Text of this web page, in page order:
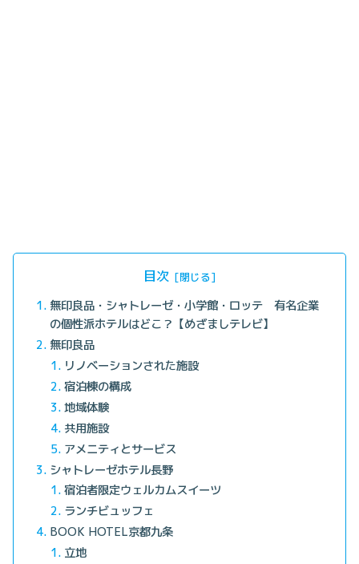
目次
無印良品・シャトレーゼ・小学館・ロッテ 有名企業
の個性派ホテルはどこ？【めざましテレビ】
無印良品
リノベーションされた施設
宿泊棟の構成
地域体験
共用施設
アメニティとサービス
シャトレーゼホテル長野
宿泊者限定ウェルカムスイーツ
ランチビュッフェ
BOOK HOTEL京都九条
立地